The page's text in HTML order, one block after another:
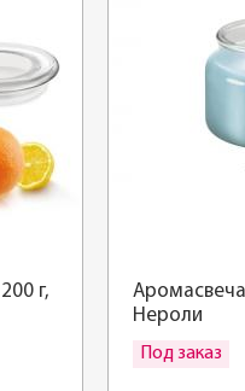
г,
Аромасвеча
Нероли
Под заказ